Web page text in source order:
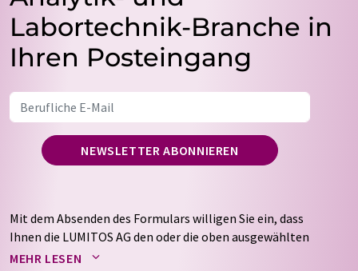
Labortechnik-Branche in
Ihren Posteingang
NEWSLETTER ABONNIEREN
Mit dem Absenden des Formulars willigen Sie ein, dass
Ihnen die LUMITOS AG den oder die oben ausgewählten
Newsletter per E-Mail zusendet. Ihre Daten werden
MEHR LESEN